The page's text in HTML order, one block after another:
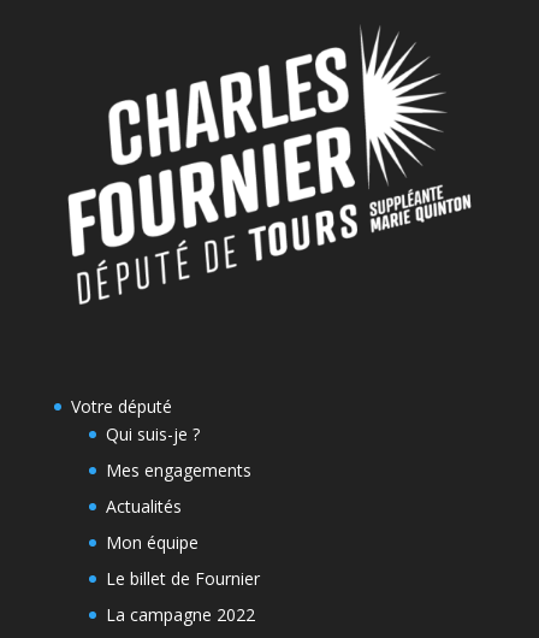
Votre député
Qui suis-je ?
Mes engagements
Actualités
Mon équipe
Le billet de Fournier
La campagne 2022